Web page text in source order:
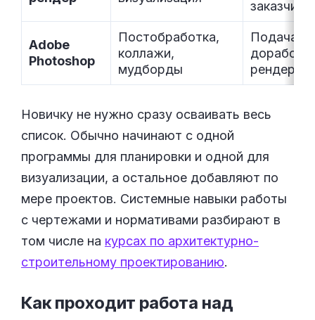
заказчику
Adobe
Photoshop
Постобработка,
коллажи,
мудборды
Подача и
рендеров
Новичку не нужно сразу осваивать весь
список. Обычно начинают с одной
программы для планировки и одной для
визуализации, а остальное добавляют по
мере проектов. Системные навыки работы
с чертежами и нормативами разбирают в
том числе на курсах по архитектурно-
строительному проектированию.
Как проходит работа над